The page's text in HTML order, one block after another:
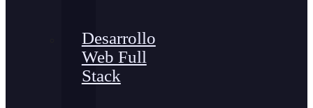
Desarrollo
Web Full
Stack